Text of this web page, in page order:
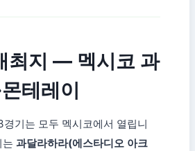
최지 — 멕시코 과
테레이
기는 모두 멕시코에서 열립니
는 과달라하라(에스타디오 아크